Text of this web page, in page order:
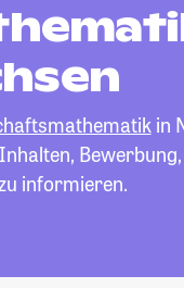
in
informieren.